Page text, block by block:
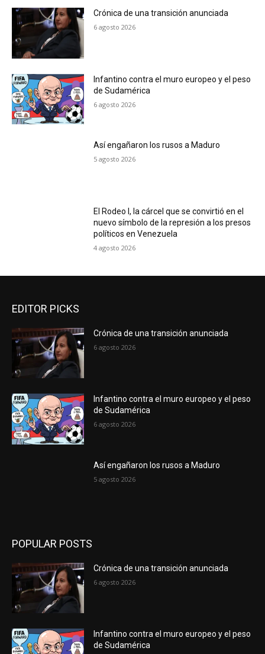
Crónica de una transición anunciada
6 agosto 2026
Infantino contra el muro europeo y el peso
de Sudamérica
6 agosto 2026
Así engañaron los rusos a Maduro
5 agosto 2026
El Rodeo I, la cárcel que se convirtió en el
nuevo símbolo de la represión a los presos
políticos en Venezuela
4 agosto 2026
EDITOR PICKS
Crónica de una transición anunciada
6 agosto 2026
Infantino contra el muro europeo y el peso
de Sudamérica
6 agosto 2026
Así engañaron los rusos a Maduro
5 agosto 2026
POPULAR POSTS
Crónica de una transición anunciada
6 agosto 2026
Infantino contra el muro europeo y el peso
de Sudamérica